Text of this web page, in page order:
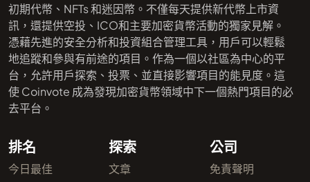
初期代幣、NFTs 和迷因幣。不僅每天提供新代幣上市資
訊，還提供空投、ICO和主要加密貨幣活動的獨家見解。
憑藉先進的安全分析和投資組合管理工具，用戶可以輕鬆
地追蹤和參與有前途的項目。作為一個以社區為中心的平
台，允許用戶探索、投票、並直接影響項目的能見度。這
使 Coinvote 成為發現加密貨幣領域中下一個熱門項目的必
去平台。
排名
今日最佳
探索
文章
公司
免責聲明